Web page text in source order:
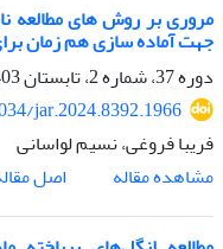
مروری بر روش های مطالعه
جهت آماده سازی هم زمان
دوره 37، شماره 2، تابستان 1403، صفحه
jar.2024.8392.1966
فریبا فروغی، نسیم لواسانی
مشاهده مقاله
اصل